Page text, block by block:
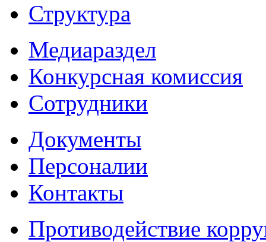
Структура
Медиараздел
Конкурсная комиссия
Сотрудники
Документы
Персоналии
Контакты
Противодействие